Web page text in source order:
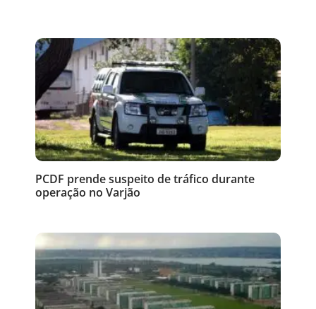
PCDF prende suspeito de tráfico durante
operação no Varjão